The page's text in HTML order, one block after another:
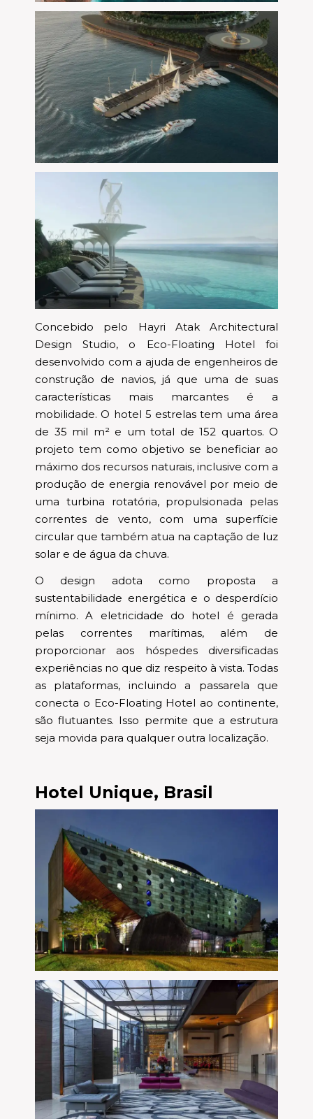
Concebido pelo Hayri Atak Architectural
Design Studio, o Eco-Floating Hotel foi
desenvolvido com a ajuda de engenheiros de
construção de navios, já que uma de suas
características mais marcantes é a
mobilidade. O hotel 5 estrelas tem uma área
de 35 mil m² e um total de 152 quartos. O
projeto tem como objetivo se beneficiar ao
máximo dos recursos naturais, inclusive com a
produção de energia renovável por meio de
uma turbina rotatória, propulsionada pelas
correntes de vento, com uma superfície
circular que também atua na captação de luz
solar e de água da chuva.
O design adota como proposta a
sustentabilidade energética e o desperdício
mínimo. A eletricidade do hotel é gerada
pelas correntes marítimas, além de
proporcionar aos hóspedes diversificadas
experiências no que diz respeito à vista. Todas
as plataformas, incluindo a passarela que
conecta o Eco-Floating Hotel ao continente,
são flutuantes. Isso permite que a estrutura
seja movida para qualquer outra localização.
Hotel Unique, Brasil